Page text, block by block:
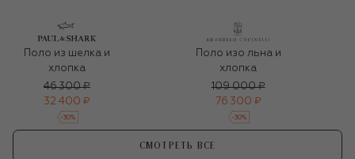
Поло из шелка и
хлопка
46 300 ₽
32 400 ₽
-30%
Поло изо льна и
хлопка
109 000 ₽
76 300 ₽
-30%
СМОТРЕТЬ ВСЕ